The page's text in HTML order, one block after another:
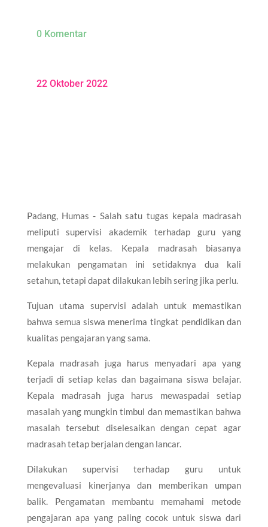
0 Komentar
22 Oktober 2022
Padang, Humas - Salah satu tugas kepala madrasah
meliputi supervisi akademik terhadap guru yang
mengajar di kelas. Kepala madrasah biasanya
melakukan pengamatan ini setidaknya dua kali
setahun, tetapi dapat dilakukan lebih sering jika perlu.
Tujuan utama supervisi adalah untuk memastikan
bahwa semua siswa menerima tingkat pendidikan dan
kualitas pengajaran yang sama.
Kepala madrasah juga harus menyadari apa yang
terjadi di setiap kelas dan bagaimana siswa belajar.
Kepala madrasah juga harus mewaspadai setiap
masalah yang mungkin timbul dan memastikan bahwa
masalah tersebut diselesaikan dengan cepat agar
madrasah tetap berjalan dengan lancar.
Dilakukan supervisi terhadap guru untuk
mengevaluasi kinerjanya dan memberikan umpan
balik. Pengamatan membantu memahami metode
pengajaran apa yang paling cocok untuk siswa dari